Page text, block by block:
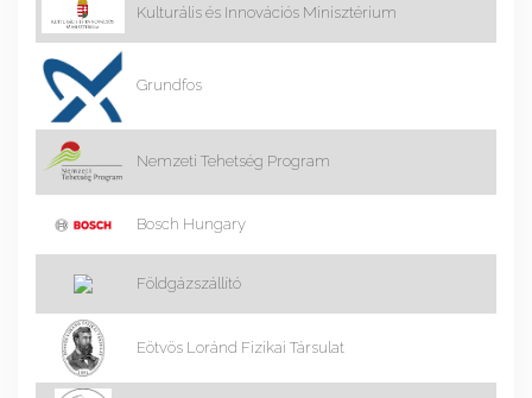
Kulturális és Innovációs Minisztérium
Grundfos
Nemzeti Tehetség Program
Bosch Hungary
Földgázszállító
Eötvös Loránd Fizikai Társulat